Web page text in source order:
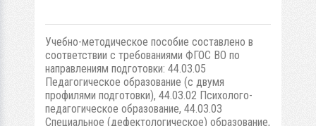
Учебно-методическое пособие составлено в
соответствии с требованиями ФГОС ВО по
направлениям подготовки: 44.03.05
Педагогическое образование (с двумя
профилями подготовки), 44.03.02 Психолого-
педагогическое образование, 44.03.03
Специальное (дефектологическое) образование,